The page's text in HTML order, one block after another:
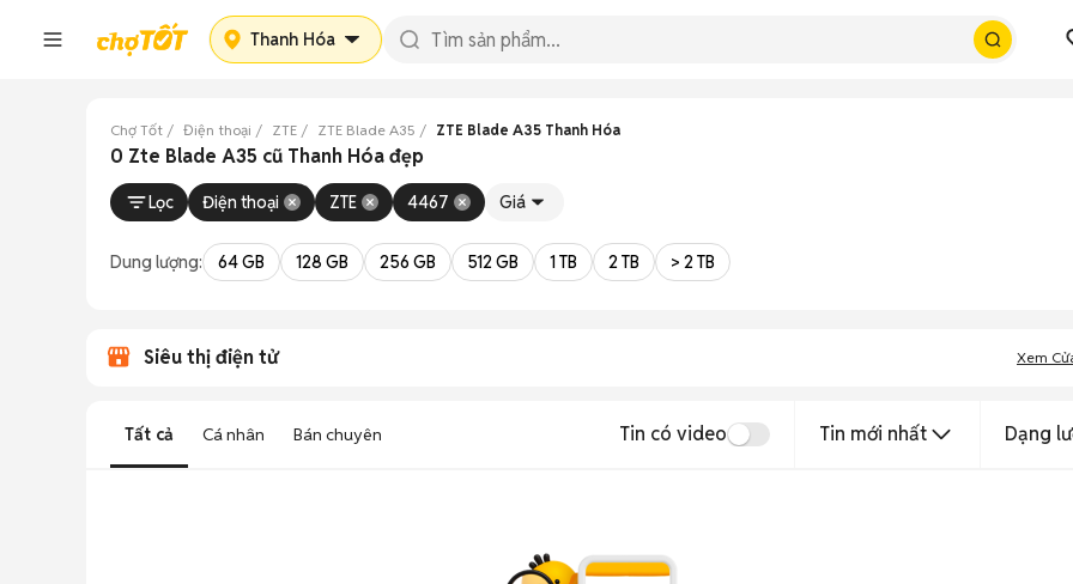
Thanh Hóa
Chợ Tốt Điện thoại ZTE ZTE Blade A35 ZTE Blade A35 Thanh Hóa
0 Zte Blade A35 cũ Thanh Hóa đẹp
Lọc Điện thoại ZTE 4467 Giá
Dung lượng: 64 GB 128 GB 256 GB 512 GB 1 TB 2 TB > 2 TB
Siêu thị điện tử Xem
Tất cả Cá nhân Bán chuyên Tin có video Tin mới nhất Dạng